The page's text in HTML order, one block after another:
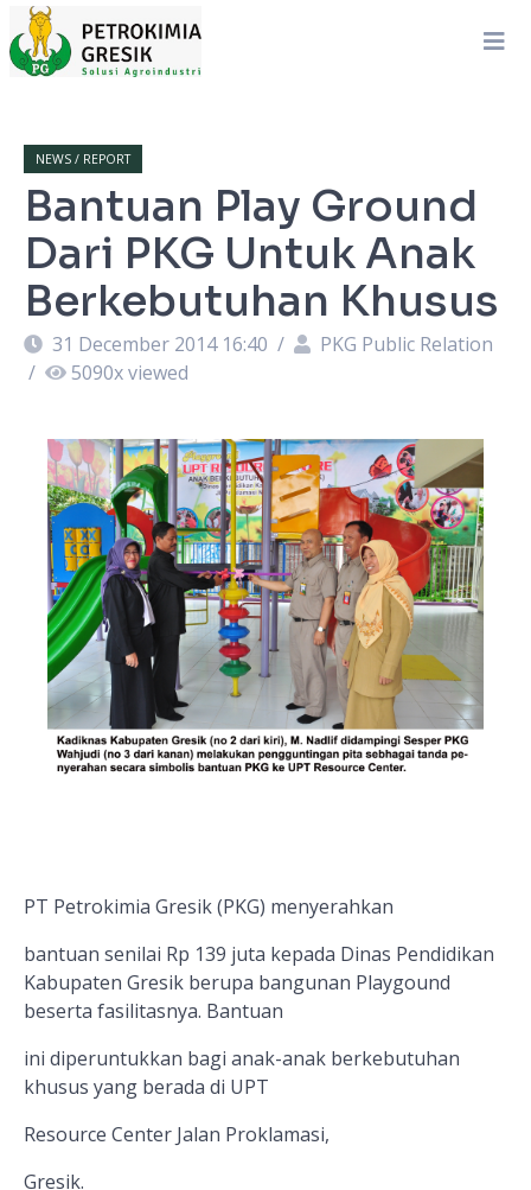
NEWS / REPORT
Bantuan Play Ground
Dari PKG Untuk Anak
Berkebutuhan Khusus
31 December 2014 16:40 /
PKG Public Relation
/
5090x viewed
PT Petrokimia Gresik (PKG) menyerahkan
bantuan senilai Rp 139 juta kepada Dinas Pendidikan
Kabupaten Gresik berupa bangunan Playgound
beserta fasilitasnya. Bantuan
ini diperuntukkan bagi anak-anak berkebutuhan
khusus yang berada di UPT
Resource Center Jalan Proklamasi,
Gresik.